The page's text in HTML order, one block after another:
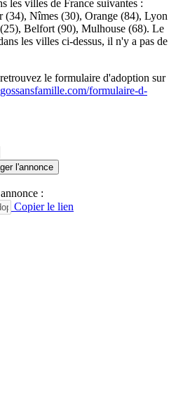
les villes de France suivantes :
(34), Nîmes (30), Orange (84), Lyon
Belfort (90), Mulhouse (68). Le
les villes ci-dessus, il n'y a pas de
le formulaire d'adoption sur
formulaire-d-
l'annonce
:
Copier le lien